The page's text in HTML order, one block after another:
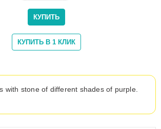
with stone of different shades of purple.